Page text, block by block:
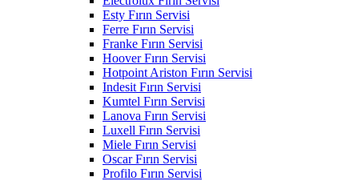
Esty Fırın Servisi
Ferre Fırın Servisi
Franke Fırın Servisi
Hoover Fırın Servisi
Hotpoint Ariston Fırın Servisi
Indesit Fırın Servisi
Kumtel Fırın Servisi
Lanova Fırın Servisi
Luxell Fırın Servisi
Miele Fırın Servisi
Oscar Fırın Servisi
Profilo Fırın Servisi